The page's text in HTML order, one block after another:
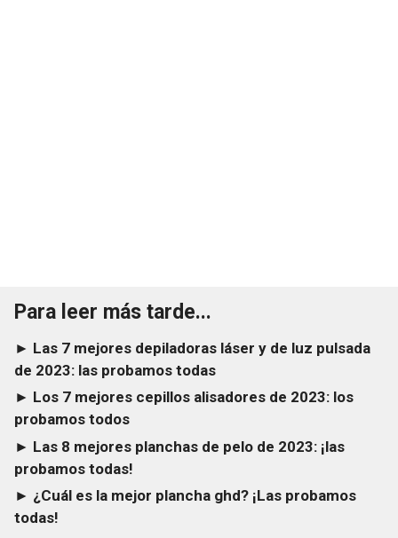
Para leer más tarde...
► Las 7 mejores depiladoras láser y de luz pulsada
de 2023: las probamos todas
► Los 7 mejores cepillos alisadores de 2023: los
probamos todos
► Las 8 mejores planchas de pelo de 2023: ¡las
probamos todas!
► ¿Cuál es la mejor plancha ghd? ¡Las probamos
todas!